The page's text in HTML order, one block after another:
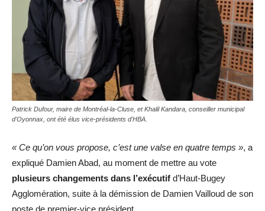
Patrick Dufour, maire de Montréal-la-Cluse, et Khalil Kandara, conseiller municipal
d'Oyonnax, ont été élus vice-présidents d'HBA.
« Ce qu’on vous propose, c’est une valse en quatre temps », a
expliqué Damien Abad, au moment de mettre au vote
plusieurs changements dans l’exécutif d’Haut-Bugey
Agglomération, suite à la démission de Damien Vailloud de son
poste de premier-vice président.